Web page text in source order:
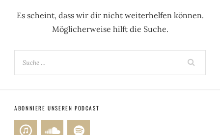
Es scheint, dass wir dir nicht weiterhelfen können.
Möglicherweise hilft die Suche.
ABONNIERE UNSEREN PODCAST